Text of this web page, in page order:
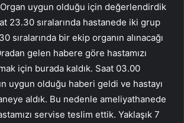
uygun olduğu için değerlendirdik
23.30 sıralarında hastanede iki grup
sıralarında bir ekip organın alınacağı
gelen habere göre hastamızı
için burada kaldık. Saat 03.00
uygun olduğu haberi geldi ve hastayı
aldık. Bu nedenle ameliyathanede
servise teslim ettik. Yaklaşık 7